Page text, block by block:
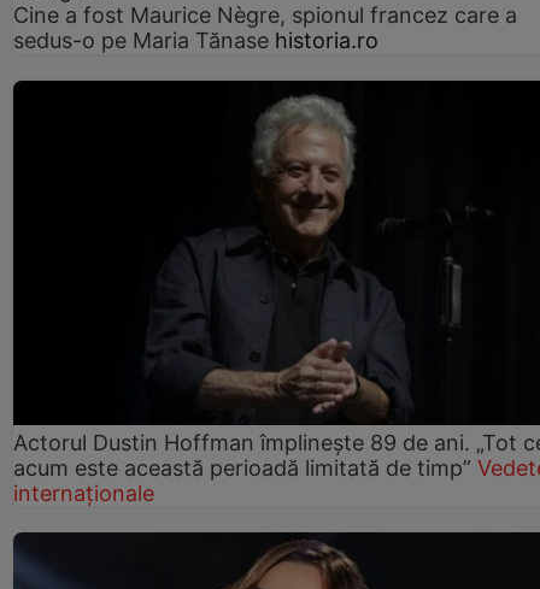
Cine a fost Maurice Nègre, spionul francez care a
sedus-o pe Maria Tănase historia.ro
Actorul Dustin Hoffman împlinește 89 de ani. „Tot
acum este această perioadă limitată de timp”
internaționale